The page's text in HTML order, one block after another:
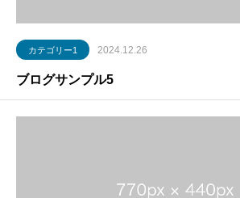
カテゴリー1 2024.12.26
ブログサンプル5